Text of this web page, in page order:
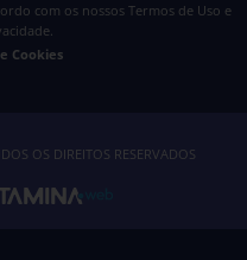
com os nossosTermos de Uso e
.
Cookies
OS DIREITOS RESERVADOS